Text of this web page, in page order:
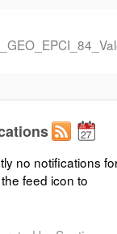
no notifications
feed icon to